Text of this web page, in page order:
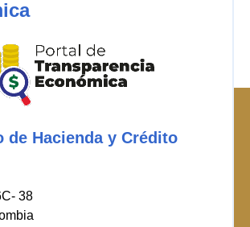
de Hacienda y Crédito
38